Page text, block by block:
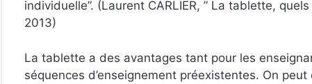
individuelle”. (Laurent CARLIER, ” La tablette,
2013)
La tablette a des avantages tant pour les
séquences d’enseignement préexistentes. On